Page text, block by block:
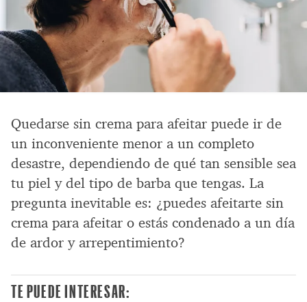
Quedarse sin crema para afeitar puede ir de
un inconveniente menor a un completo
desastre, dependiendo de qué tan sensible sea
tu piel y del tipo de barba que tengas. La
pregunta inevitable es: ¿puedes afeitarte sin
crema para afeitar o estás condenado a un día
de ardor y arrepentimiento?
TE PUEDE INTERESAR: